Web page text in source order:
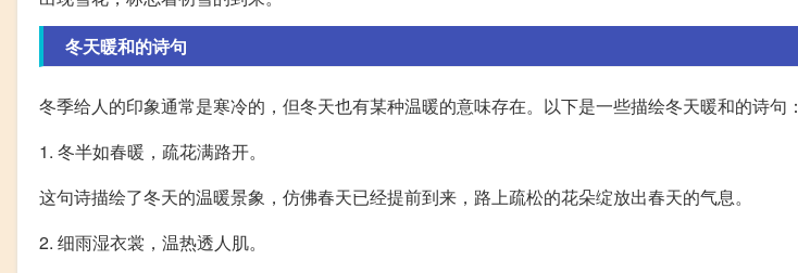
冬天暖和的诗句
冬季给人的印象通常是寒冷的，但冬天也有某种温暖的意味存在。以下是一些描绘冬天暖和的诗句：
1. 冬半如春暖，疏花满路开。
这句诗描绘了冬天的温暖景象，仿佛春天已经提前到来，路上疏松的花朵绽放出春天的气息。
2. 细雨湿衣裳，温热透人肌。